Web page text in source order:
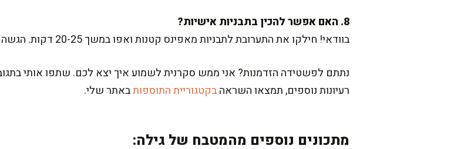
8. האם אפשר להכין בתבניות אישיות?
בוודאי! חילקו את התערובת לתבניות מאפינס קטנות ואפו במשך 20-25 דקות. הגשה אישית תמיד עושה רושם נהדר.
נתתם לפשטידה הזדמנות? אני ממש סקרנית לשמוע איך יצא לכם. שתפו אותי
רעיונות נוספים, תמצאו השראהבקטגוריית התוספותבאתר שלי.
מתכונים נוספים מהמטבח של גילה: